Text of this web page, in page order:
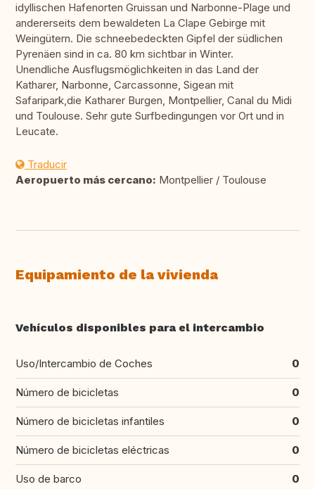
idyllischen Hafenorten Gruissan und Narbonne-Plage und
andererseits dem bewaldeten La Clape Gebirge mit
Weingütern. Die schneebedeckten Gipfel der südlichen
Pyrenäen sind in ca. 80 km sichtbar in Winter.
Unendliche Ausflugsmöglichkeiten in das Land der
Katharer, Narbonne, Carcassonne, Sigean mit
Safaripark,die Katharer Burgen, Montpellier, Canal du Midi
und Toulouse. Sehr gute Surfbedingungen vor Ort und in
Leucate.
Traducir
Aeropuerto más cercano: Montpellier / Toulouse
Equipamiento de la vivienda
Vehículos disponibles para el intercambio
Uso/Intercambio de Coches 0
Número de bicicletas 0
Número de bicicletas infantiles 0
Número de bicicletas eléctricas 0
Uso de barco 0